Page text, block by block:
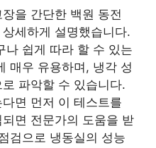
을 간단한 백원 동전
세하게 설명했습니다.
나 쉽게 따라 할 수 있는
매우 유용하며, 냉각 성
파악할 수 있습니다.
면 먼저 이 테스트를
면 전문가의 도움을 받
검으로 냉동실의 성능